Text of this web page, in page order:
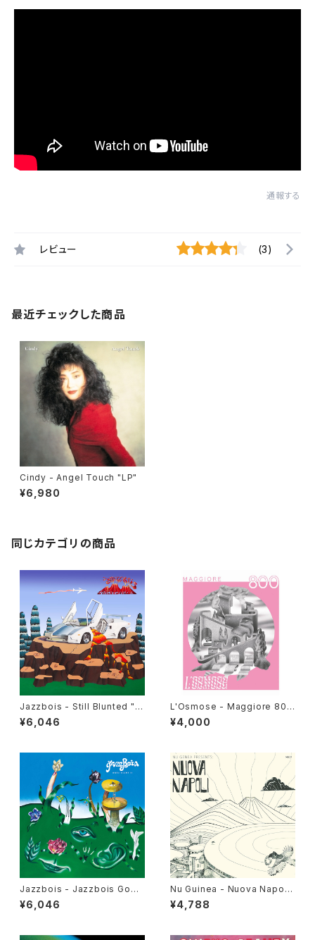
通報する
レビュー (3)
最近チェックした商品
Cindy - Angel Touch "LP"
¥6,980
同じカテゴリの商品
Jazzbois - Still Blunted "L
P"
¥6,046
L'Osmose - Maggiore 800
"LP"
¥4,000
Jazzbois - Jazzbois Goes
Blunt II "LP"
¥6,046
Nu Guinea - Nuova Napoli
"LP"
¥4,788